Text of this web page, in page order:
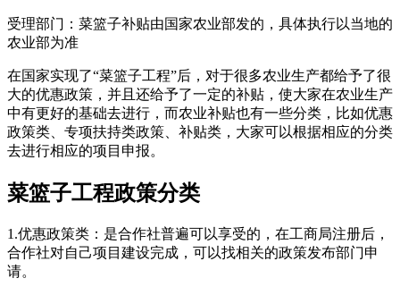
受理部门：菜篮子补贴由国家农业部发的，具体执行以当地的
农业部为准
在国家实现了“菜篮子工程”后，对于很多农业生产都给予了很
大的优惠政策，并且还给予了一定的补贴，使大家在农业生产
中有更好的基础去进行，而农业补贴也有一些分类，比如优惠
政策类、专项扶持类政策、补贴类，大家可以根据相应的分类
去进行相应的项目申报。
菜篮子工程政策分类
1.优惠政策类：是合作社普遍可以享受的，在工商局注册后，
合作社对自己项目建设完成，可以找相关的政策发布部门申
请。